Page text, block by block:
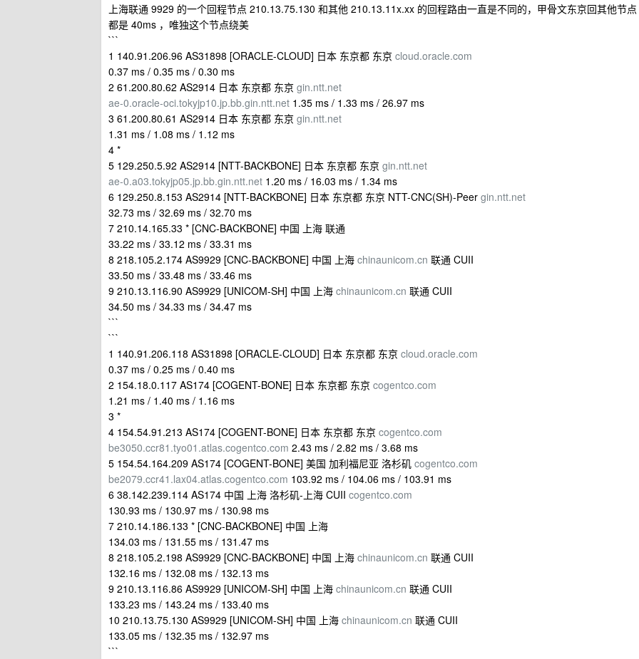
上海联通 9929 的一个回程节点 210.13.75.130 和其他 210.13.11x.xx 的回程路由一直是不同的，甲骨文东京回其他节点
都是 40ms ，唯独这个节点绕美
```
1 140.91.206.96 AS31898 [ORACLE-CLOUD] 日本 东京都 东京 cloud.oracle.com
0.37 ms / 0.35 ms / 0.30 ms
2 61.200.80.62 AS2914 日本 东京都 东京 gin.ntt.net
ae-0.oracle-oci.tokyjp10.jp.bb.gin.ntt.net 1.35 ms / 1.33 ms / 26.97 ms
3 61.200.80.61 AS2914 日本 东京都 东京 gin.ntt.net
1.31 ms / 1.08 ms / 1.12 ms
4 *
5 129.250.5.92 AS2914 [NTT-BACKBONE] 日本 东京都 东京 gin.ntt.net
ae-0.a03.tokyjp05.jp.bb.gin.ntt.net 1.20 ms / 16.03 ms / 1.34 ms
6 129.250.8.153 AS2914 [NTT-BACKBONE] 日本 东京都 东京 NTT-CNC(SH)-Peer gin.ntt.net
32.73 ms / 32.69 ms / 32.70 ms
7 210.14.165.33 * [CNC-BACKBONE] 中国 上海 联通
33.22 ms / 33.12 ms / 33.31 ms
8 218.105.2.174 AS9929 [CNC-BACKBONE] 中国 上海 chinaunicom.cn 联通 CUII
33.50 ms / 33.48 ms / 33.46 ms
9 210.13.116.90 AS9929 [UNICOM-SH] 中国 上海 chinaunicom.cn 联通 CUII
34.50 ms / 34.33 ms / 34.47 ms
```
```
1 140.91.206.118 AS31898 [ORACLE-CLOUD] 日本 东京都 东京 cloud.oracle.com
0.37 ms / 0.25 ms / 0.40 ms
2 154.18.0.117 AS174 [COGENT-BONE] 日本 东京都 东京 cogentco.com
1.21 ms / 1.40 ms / 1.16 ms
3 *
4 154.54.91.213 AS174 [COGENT-BONE] 日本 东京都 东京 cogentco.com
be3050.ccr81.tyo01.atlas.cogentco.com 2.43 ms / 2.82 ms / 3.68 ms
5 154.54.164.209 AS174 [COGENT-BONE] 美国 加利福尼亚 洛杉矶 cogentco.com
be2079.ccr41.lax04.atlas.cogentco.com 103.92 ms / 104.06 ms / 103.91 ms
6 38.142.239.114 AS174 中国 上海 洛杉矶-上海 CUII cogentco.com
130.93 ms / 130.97 ms / 130.98 ms
7 210.14.186.133 * [CNC-BACKBONE] 中国 上海
134.03 ms / 131.55 ms / 131.47 ms
8 218.105.2.198 AS9929 [CNC-BACKBONE] 中国 上海 chinaunicom.cn 联通 CUII
132.16 ms / 132.08 ms / 132.13 ms
9 210.13.116.86 AS9929 [UNICOM-SH] 中国 上海 chinaunicom.cn 联通 CUII
133.23 ms / 143.24 ms / 133.40 ms
10 210.13.75.130 AS9929 [UNICOM-SH] 中国 上海 chinaunicom.cn 联通 CUII
133.05 ms / 132.35 ms / 132.97 ms
```